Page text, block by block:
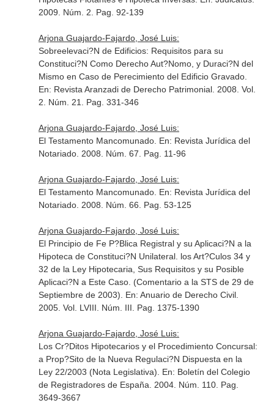
2009. Núm. 2. Pag. 92-139
Arjona Guajardo-Fajardo, José Luis:
Sobreelevaci?N de Edificios: Requisitos para su
Constituci?N Como Derecho Aut?Nomo, y Duraci?N del
Mismo en Caso de Perecimiento del Edificio Gravado.
En: Revista Aranzadi de Derecho Patrimonial. 2008. Vol.
2. Núm. 21. Pag. 331-346
Arjona Guajardo-Fajardo, José Luis:
El Testamento Mancomunado. En: Revista Jurídica del
Notariado. 2008. Núm. 67. Pag. 11-96
Arjona Guajardo-Fajardo, José Luis:
El Testamento Mancomunado. En: Revista Jurídica del
Notariado. 2008. Núm. 66. Pag. 53-125
Arjona Guajardo-Fajardo, José Luis:
El Principio de Fe P?Blica Registral y su Aplicaci?N a la
Hipoteca de Constituci?N Unilateral. los Art?Culos 34 y
32 de la Ley Hipotecaria, Sus Requisitos y su Posible
Aplicaci?N a Este Caso. (Comentario a la STS de 29 de
Septiembre de 2003). En: Anuario de Derecho Civil.
2005. Vol. LVIII. Núm. III. Pag. 1375-1390
Arjona Guajardo-Fajardo, José Luis:
Los Cr?Ditos Hipotecarios y el Procedimiento Concursal:
a Prop?Sito de la Nueva Regulaci?N Dispuesta en la
Ley 22/2003 (Nota Legislativa). En: Boletín del Colegio
de Registradores de España . 2004. Núm. 110. Pag.
3649-3667